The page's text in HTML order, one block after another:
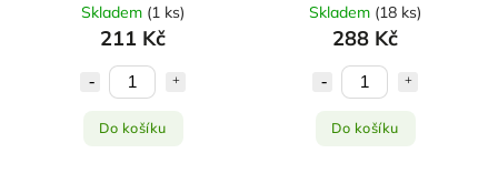
Skladem (1 ks)
211 Kč
Do košíku
Skladem (18 ks)
288 Kč
Do košíku